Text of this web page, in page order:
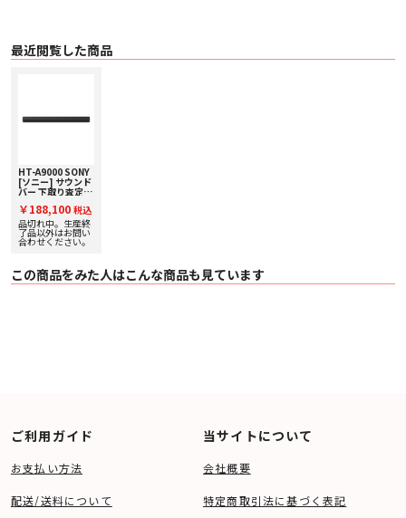
採用しています。さらに新たにサイドスピーカーを加えることで、水平方向へ
の自然な音の広がりを可能にしており、より広大なサラウンドサウンドを提供
筐体の小型化による設置性の向上
け設置用金具『SU-WB1』（別売り）を新たに用意しており、多様な設置方法
を選択できます。
■ 主な仕様
スピーカーレイアウト
〇 スピーカー構造 13 units
スピーカーユニット(フロント)
・ スピーカーユニット数 2
・ エンクロージャータイプ Acoustic suspension
・ ユニットサイズ (mm) 46 x 54
〇 パッシブラジエーター
・ パッシブラジエーター ●
スピーカーユニット(センター)
最近閲覧した商品
HT-A9000 SONY
[ソニー] サウンド
バー 下取り査定額
中！
￥188,100 税込
品切れ中。生産終
了品以外はお問い
合わせください。
この商品をみた人はこんな商品も見ています
ご利用ガイド
お支払い方法
配送/送料について
当サイトについて
会社概要
特定商取引法に基づく表記